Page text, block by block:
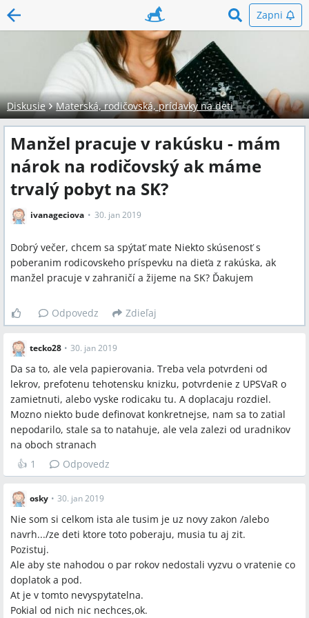
Zapni
Diskusie Materská, rodičovská, prídavky na deti
Manžel pracuje v rakúsku - mám
nárok na rodičovský ak máme
trvalý pobyt na SK?
ivanageciova 30. jan 2019
Dobrý večer, chcem sa spýtať mate Niekto skúsenosť s
poberanim rodicovskeho príspevku na dieťa z rakúska, ak
manžel pracuje v zahraničí a žijeme na SK? Ďakujem
Odpovedz Zdieľaj
tecko28 • 30. jan 2019
Da sa to, ale vela papierovania. Treba vela potvrdeni od
lekrov, prefotenu tehotensku knizku, potvrdenie z UPSVaR o
zamietnuti, alebo vyske rodicaku tu. A doplacaju rozdiel.
Mozno niekto bude definovat konkretnejse, nam sa to zatial
nepodarilo, stale sa to natahuje, ale vela zalezi od uradnikov
na oboch stranach
👍 1 Odpovedz
osky • 30. jan 2019
Nie som si celkom ista ale tusim je uz novy zakon /alebo
navrh.../ze deti ktore toto poberaju, musia tu aj zit.
Pozistuj.
Ale aby ste nahodou o par rokov nedostali vyzvu o vratenie co
doplatok a pod.
At je v tomto nevyspytatelna.
Pokial od nich nic nechces,ok.